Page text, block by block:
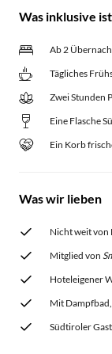
Was inklusive ist
Ab 2
Tägliches
Zwei Stunden
Eine Flasche
Ein Korb
Was wir lieben
Nicht weit von
Mitglied von
Hoteleigener
Mit
Südtiroler